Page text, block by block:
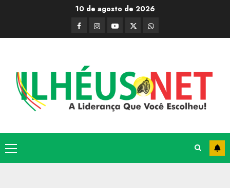
10 de agosto de 2026
Facebook
Instagram
Youtube@Paulo2k21
Canal
Primary
Menu